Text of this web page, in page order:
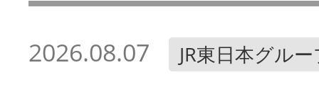
2026.08.07 JR東日本グル